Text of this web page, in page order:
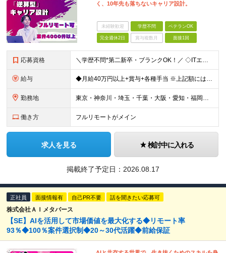
く、10年先も落ちないキャリア設計。
未経験歓迎 学歴不問 ベテランOK
完全週休2日 賞与複数月 面接1回
応募資格 ＼学歴不問*第二新卒・ブランクOK！／ ◇ITエンジニアとして、1年以上の経験をお持ちの方 ※分野、プロジェクト規模は問いません。 ※未経験の方も意欲があればご応募いただけますが、条件面は異なる場合
給与 ◆月給40万円以上+賞与+各種手当 ※上記額には固定残業代30時間分（7万6807円～）を含む ※超過分は別途支給します ※試用期間6ヶ月（期間中の給与・待遇の差異はありません） ◆月給21万円以上
勤務地 東京・神奈川・埼玉・千葉・大阪・愛知・福岡を中心に、全国のクライアント案件にて募集。 案件はすべて選択制なので、「自分に合った働き方」を実現できます。 なお、経験を積むことでご紹介できる案件の幅も広が
働き方 フルリモートがメイン
求人を見る 検討中に入れる
掲載終了予定日： 2026.08.17
正社員 面接情報有 自己PR不要 話を聞きたい応募可
株式会社ＡＩメタバース
【SE】AIを活用して市場価値を最大化する◆リモート率
93％◆100％案件選択制◆20～30代活躍◆前給保証